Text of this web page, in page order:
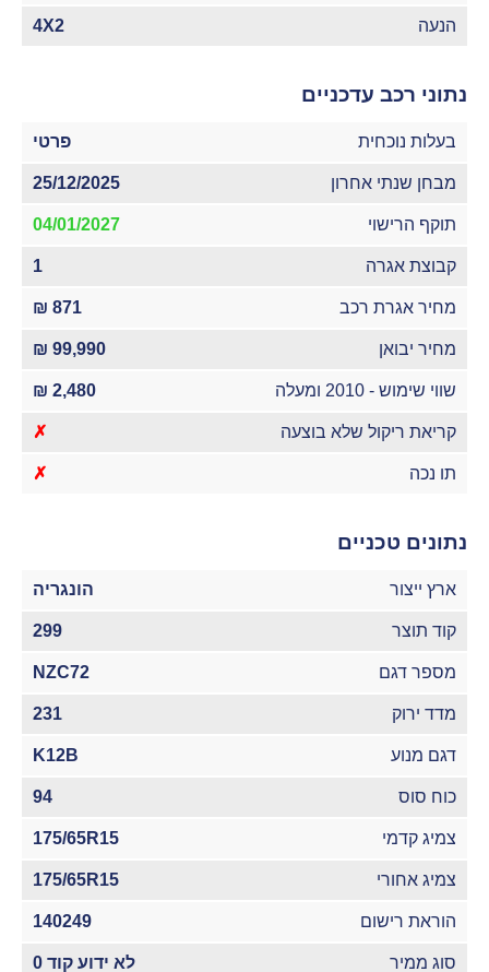
הנעה 4X2
נתוני רכב עדכניים
בעלות נוכחית פרטי
מבחן שנתי אחרון 25/12/2025
תוקף הרישוי 04/01/2027
קבוצת אגרה 1
מחיר אגרת רכב 871 ₪
מחיר יבואן 99,990 ₪
שווי שימוש - 2010 ומעלה 2,480 ₪
קריאת ריקול שלא בוצעה ✗
תו נכה ✗
נתונים טכניים
ארץ ייצור הונגריה
קוד תוצר 299
מספר דגם NZC72
מדד ירוק 231
דגם מנוע K12B
כוח סוס 94
צמיג קדמי 175/65R15
צמיג אחורי 175/65R15
הוראת רישום 140249
סוג ממיר לא ידוע קוד 0